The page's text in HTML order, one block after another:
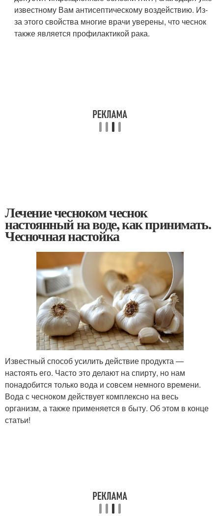
известному Вам антисептическому воздействию. Из-
за этого свойства многие врачи уверены, что чеснок
также является профилактикой рака.
Лечение чесноком чеснок
настоянный на воде, как принимать.
Чесночная настойка
Известный способ усилить действие продукта —
настоять его. Часто это делают на спирту, но нам
понадобится только вода и совсем немного времени.
Вода с чесноком действует комплексно на весь
организм, а также применяется в быту. Об этом в конце
статьи!